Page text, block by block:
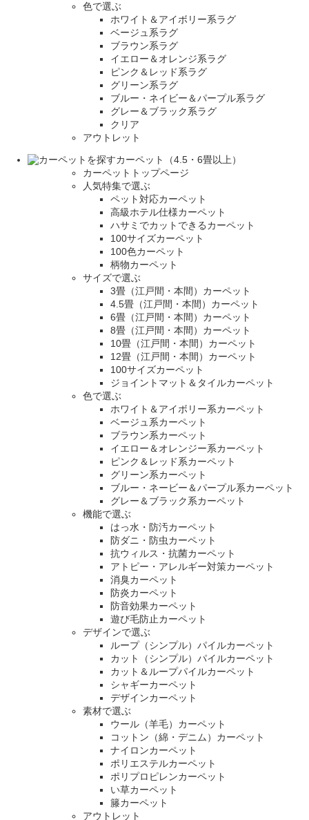
色で選ぶ
ホワイト＆アイボリー系ラグ
ベージュ系ラグ
ブラウン系ラグ
イエロー＆オレンジ系ラグ
ピンク＆レッド系ラグ
グリーン系ラグ
ブルー・ネイビー＆パープル系ラグ
グレー＆ブラック系ラグ
クリア
アウトレット
カーペット（4.5・6畳以上）
カーペットトップページ
人気特集で選ぶ
ペット対応カーペット
高級ホテル仕様カーペット
ハサミでカットできるカーペット
100サイズカーペット
100色カーペット
柄物カーペット
サイズで選ぶ
3畳（江戸間・本間）カーペット
4.5畳（江戸間・本間）カーペット
6畳（江戸間・本間）カーペット
8畳（江戸間・本間）カーペット
10畳（江戸間・本間）カーペット
12畳（江戸間・本間）カーペット
100サイズカーペット
ジョイントマット＆タイルカーペット
色で選ぶ
ホワイト＆アイボリー系カーペット
ベージュ系カーペット
ブラウン系カーペット
イエロー＆オレンジー系カーペット
ピンク＆レッド系カーペット
グリーン系カーペット
ブルー・ネービー＆パープル系カーペット
グレー＆ブラック系カーペット
機能で選ぶ
はっ水・防汚カーペット
防ダニ・防虫カーペット
抗ウィルス・抗菌カーペット
アトピー・アレルギー対策カーペット
消臭カーペット
防炎カーペット
防音効果カーペット
遊び毛防止カーペット
デザインで選ぶ
ループ（シンプル）パイルカーペット
カット（シンプル）パイルカーペット
カット＆ループパイルカーペット
シャギーカーペット
デザインカーペット
素材で選ぶ
ウール（羊毛）カーペット
コットン（綿・デニム）カーペット
ナイロンカーペット
ポリエステルカーペット
ポリプロピレンカーペット
い草カーペット
籐カーペット
アウトレット